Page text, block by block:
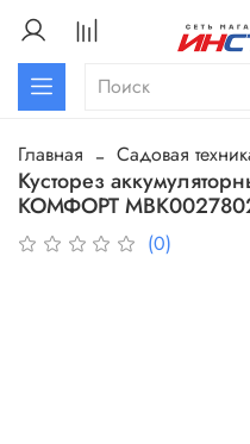
Главная Садовая
Кусторез
КОМФОРТ
(0)